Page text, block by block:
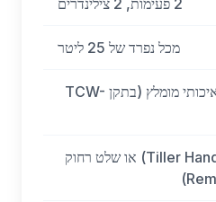
2 פעימות, 2 צילינדרים
מכל נפרד של 25 ליטר
שמן 2-פעימות איכותי מומלץ (בתקן TCW-
ידית דהרה (Tiller Handle) או שלט רחוק